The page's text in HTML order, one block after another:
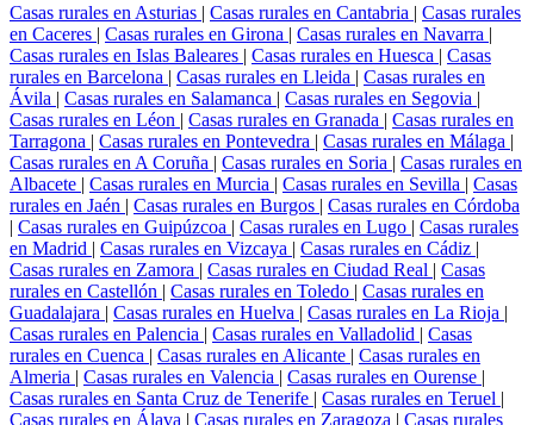
Casas rurales en Asturias | Casas rurales en Cantabria | Casas rurales
en Caceres | Casas rurales en Girona | Casas rurales en Navarra |
Casas rurales en Islas Baleares | Casas rurales en Huesca | Casas
rurales en Barcelona | Casas rurales en Lleida | Casas rurales en
Ávila | Casas rurales en Salamanca | Casas rurales en Segovia |
Casas rurales en Léon | Casas rurales en Granada | Casas rurales en
Tarragona | Casas rurales en Pontevedra | Casas rurales en Málaga |
Casas rurales en A Coruña | Casas rurales en Soria | Casas rurales en
Albacete | Casas rurales en Murcia | Casas rurales en Sevilla | Casas
rurales en Jaén | Casas rurales en Burgos | Casas rurales en Córdoba
| Casas rurales en Guipúzcoa | Casas rurales en Lugo | Casas rurales
en Madrid | Casas rurales en Vizcaya | Casas rurales en Cádiz |
Casas rurales en Zamora | Casas rurales en Ciudad Real | Casas
rurales en Castellón | Casas rurales en Toledo | Casas rurales en
Guadalajara | Casas rurales en Huelva | Casas rurales en La Rioja |
Casas rurales en Palencia | Casas rurales en Valladolid | Casas
rurales en Cuenca | Casas rurales en Alicante | Casas rurales en
Almeria | Casas rurales en Valencia | Casas rurales en Ourense |
Casas rurales en Santa Cruz de Tenerife | Casas rurales en Teruel |
Casas rurales en Álava | Casas rurales en Zaragoza | Casas rurales